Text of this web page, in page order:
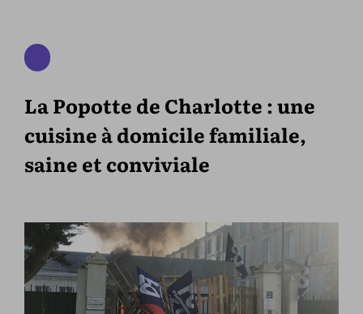
La Popotte de Charlotte : une
cuisine à domicile familiale,
saine et conviviale